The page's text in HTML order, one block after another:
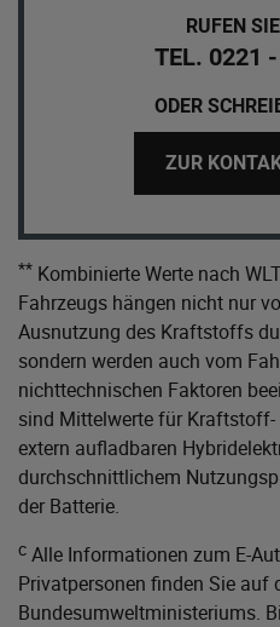
RUFEN
TEL. 0221
ODER
ZUR
** Kombinierte Werte nach
Fahrzeugs hängen nicht nur
Ausnutzung des Kraftstoffs
sondern werden auch vom
nichttechnischen Faktoren
sind Mittelwerte für
extern aufladbaren
durchschnittlichem
der Batterie.
c Alle Informationen zum E-
Privatpersonen finden Sie auf
Bundesumweltministeriums.